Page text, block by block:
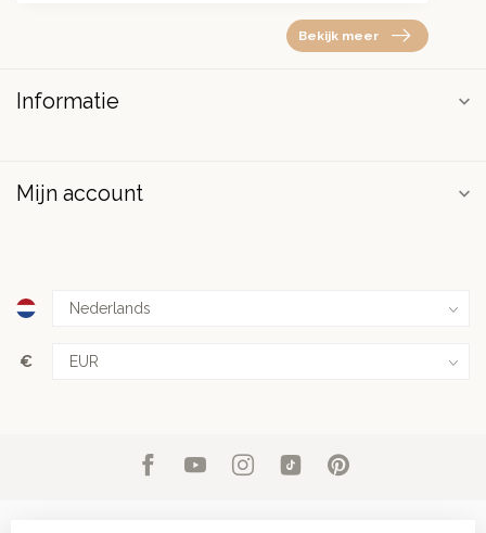
Bekijk meer
Informatie
Mijn account
€